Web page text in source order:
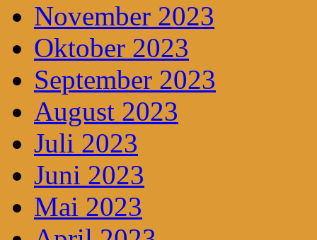
November 2023
Oktober 2023
September 2023
August 2023
Juli 2023
Juni 2023
Mai 2023